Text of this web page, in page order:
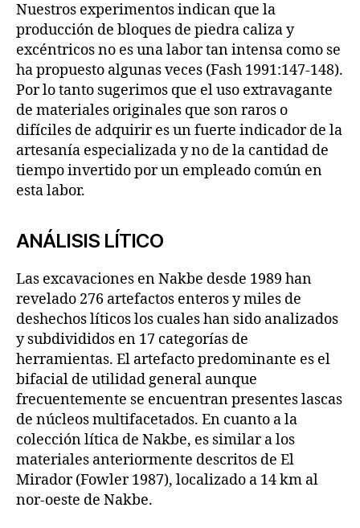
Nuestros experimentos indican que la
producción de bloques de piedra caliza y
excéntricos no es una labor tan intensa como se
ha propuesto algunas veces (Fash 1991:147-148).
Por lo tanto sugerimos que el uso extravagante
de materiales originales que son raros o
difíciles de adquirir es un fuerte indicador de la
artesanía especializada y no de la cantidad de
tiempo invertido por un empleado común en
esta labor.
ANÁLISIS LÍTICO
Las excavaciones en Nakbe desde 1989 han
revelado 276 artefactos enteros y miles de
deshechos líticos los cuales han sido analizados
y subdivididos en 17 categorías de
herramientas. El artefacto predominante es el
bifacial de utilidad general aunque
frecuentemente se encuentran presentes lascas
de núcleos multifacetados. En cuanto a la
colección lítica de Nakbe, es similar a los
materiales anteriormente descritos de El
Mirador (Fowler 1987), localizado a 14 km al
nor-oeste de Nakbe.